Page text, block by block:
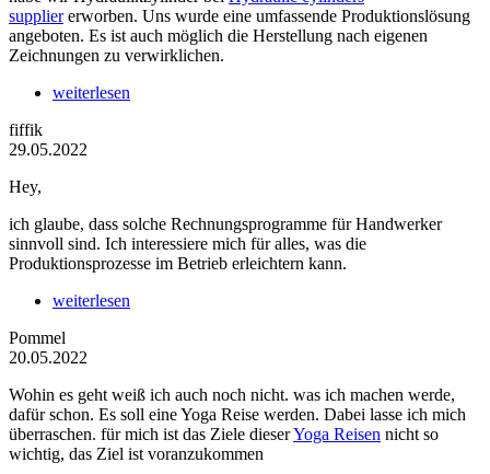
suppliererworben. Uns wurde eine umfassende Produktionslösung
angeboten. Es ist auch möglich die Herstellung nach eigenen
Zeichnungen zu verwirklichen.
weiterlesen
fiffik
29.05.2022
Hey,
ich glaube, dass solche Rechnungsprogramme für Handwerker
sinnvoll sind. Ich interessiere mich für alles, was die
Produktionsprozesse im Betrieb erleichtern kann.
weiterlesen
Pommel
20.05.2022
Wohin es geht weiß ich auch noch nicht. was ich machen werde,
dafür schon. Es soll eine Yoga Reise werden. Dabei lasse ich mich
überraschen. für mich ist das Ziele dieserYoga Reisen nicht so
wichtig, das Ziel ist voranzukommen